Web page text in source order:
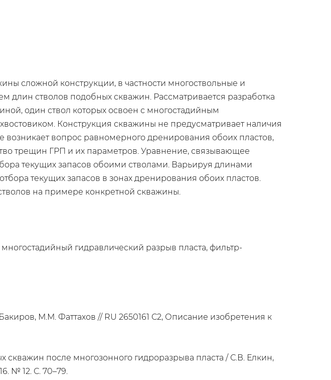
сложной конструкции, в частности многоствольные и
длин стволов подобных скважин. Рассматривается разработка
один ствол которых освоен с многостадийным
Конструкция скважины не предусматривает наличия
возникает вопрос равномерного дренирования обоих пластов,
трещин ГРП и их параметров. Уравнение, связывающее
текущих запасов обоими стволами. Варьируя длинами
текущих запасов в зонах дренирования обоих пластов.
на примере конкретной скважины.
гидравлический разрыв пласта, фильтр-
М.М. Фаттахов // RU 2650161 C2, Описание изобретения к
после многозонного гидроразрыва пласта / С.В. Елкин,
№ 12. С. 70–79.